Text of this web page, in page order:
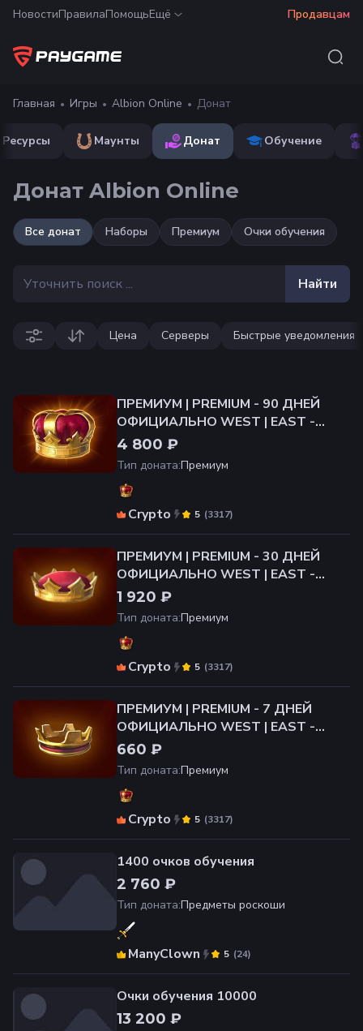
НовостиПравилаПомощьЕщё Продавцам
Главная Игры Albion Online Донат
Ресурсы Маунты Донат Обучение
Донат Albion Online
Все донат Наборы Премиум Очки обучения
Найти
Цена Серверы Быстрые уведомления
ПРЕМИУМ | PREMIUM - 90 ДНЕЙ
ОФИЦИАЛЬНО WEST | EAST -
ЛЮБОЙ СЕРВЕР
4 800 ₽
Тип доната:Премиум
Crypto (3317)
5
ПРЕМИУМ | PREMIUM - 30 ДНЕЙ
ОФИЦИАЛЬНО WEST | EAST -
ЛЮБОЙ СЕРВЕР
1 920 ₽
Тип доната:Премиум
Crypto (3317)
5
ПРЕМИУМ | PREMIUM - 7 ДНЕЙ
ОФИЦИАЛЬНО WEST | EAST -
ЛЮБОЙ СЕРВЕР
660 ₽
Тип доната:Премиум
Crypto (3317)
5
1400 очков обучения
2 760 ₽
Тип доната:Предметы роскоши
ManyClown (24)
5
Очки обучения 10000
13 200 ₽